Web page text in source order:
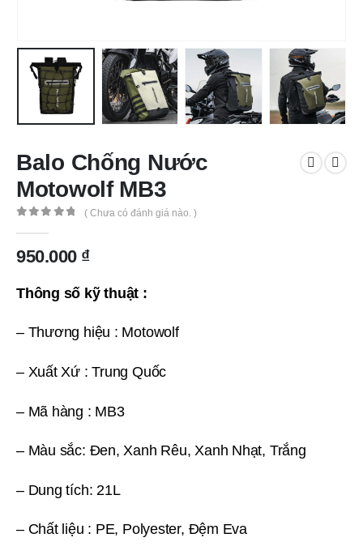
Balo Chống Nước
Motowolf MB3
( Chưa có đánh giá nào. )
950.000 ₫
Thông số kỹ thuật :
– Thương hiệu : Motowolf
– Xuất Xứ : Trung Quốc
– Mã hàng : MB3
– Màu sắc: Đen, Xanh Rêu, Xanh Nhạt, Trắng
– Dung tích: 21L
– Chất liệu : PE, Polyester, Đệm Eva